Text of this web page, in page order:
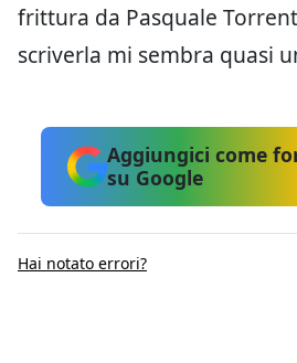
frittura da Pasquale
scriverla mi sembra quasi
Aggiungici come
su Google
Hai notato errori?